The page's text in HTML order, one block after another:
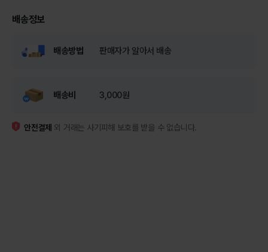
배송정보
배송방법 판매자가 알아서 배송
배송비 3,000원
안전결제 외 거래는 사기피해 보호를 받을 수 없습니다.